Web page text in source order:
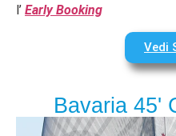
l’ Early Booking
Vedi
Bavaria 45'